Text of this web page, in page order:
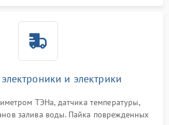
и электрики
ТЭНа, датчика температуры,
залива воды. Пайка поврежденных